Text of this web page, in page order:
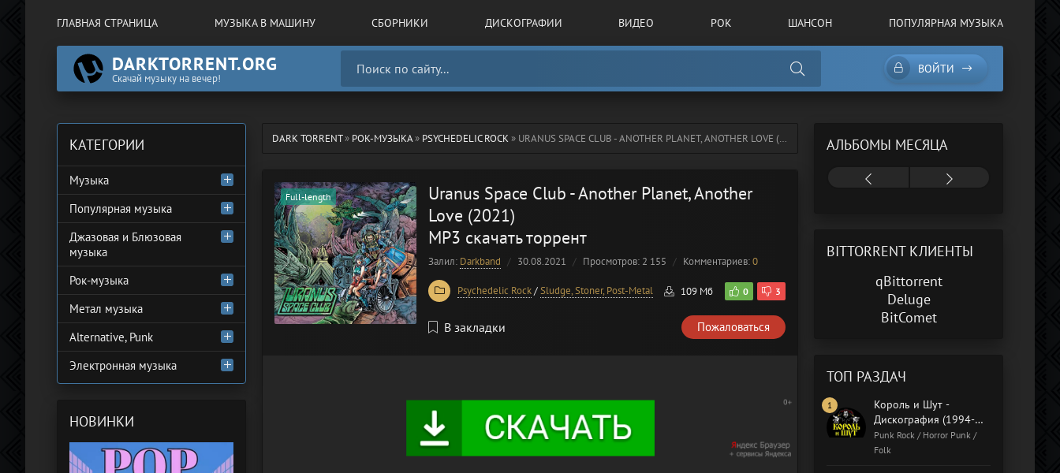
ГЛАВНАЯ СТРАНИЦА МУЗЫКА В МАШИНУ СБОРНИКИ ДИСКОГРАФИИ ВИДЕО РОК ШАНСОН ПОПУЛЯРНАЯ МУЗЫКА
DARKTORRENT.ORG
Скачай музыку на вечер!
ВОЙТИ
DARK TORRENT» РОК-МУЗЫКА» PSYCHEDELIC ROCK» URANUS SPACE CLUB - ANOTHER PLANET, ANOTHER LOVE (2021)
Uranus Space Club - Another Planet, Another
Love (2021)
MP3 скачать торрент
Full-length
Залил: Darkband 30.08.2021 Просмотров: 2 155 Комментариев:0
Psychedelic Rock/Sludge, Stoner, Post-Metal 109 Мб 0 3
В закладки Пожаловаться
КАТЕГОРИИ
Музыка
Популярная музыка
Джазовая и Блюзовая
музыка
Рок-музыка
Метал музыка
Alternative, Punk
Электронная музыка
НОВИНКИ
АЛЬБОМЫ МЕСЯЦА
BITTORRENT КЛИЕНТЫ
qBittorrent
Deluge
BitComet
ТОП РАЗДАЧ
Король и Шут -
Дискография (1994-
2018)
Punk Rock / Horror Punk /
Folk